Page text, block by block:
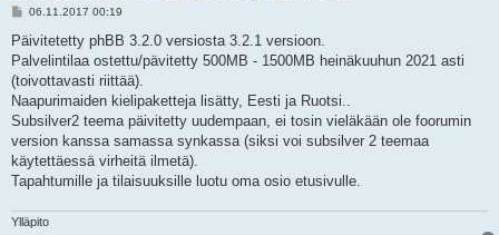
V
e
t
i
06.11.2017 00:19
Päivitetetty phBB 3.2.0 versiosta 3.2.1 versioon.
Palvelintilaa ostettu/pävitetty 500MB - 1500MB heinäkuuhun 2021 asti
(toivottavasti riittää).
Naapurimaiden kielipaketteja lisätty, Eesti ja Ruotsi..
Subsilver2 teema päivitetty uudempaan, ei tosin vieläkään ole foorumin
version kanssa samassa synkassa (siksi voi subsilver 2 teemaa
käytettäessä virheitä ilmetä).
Tapahtumille ja tilaisuuksille luotu oma osio etusivulle.
Ylläpito